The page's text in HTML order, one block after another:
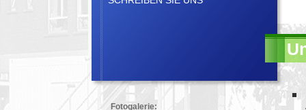
Fotogalerie: